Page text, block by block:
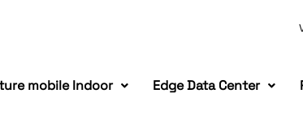
mobile Indoor Edge Data Center